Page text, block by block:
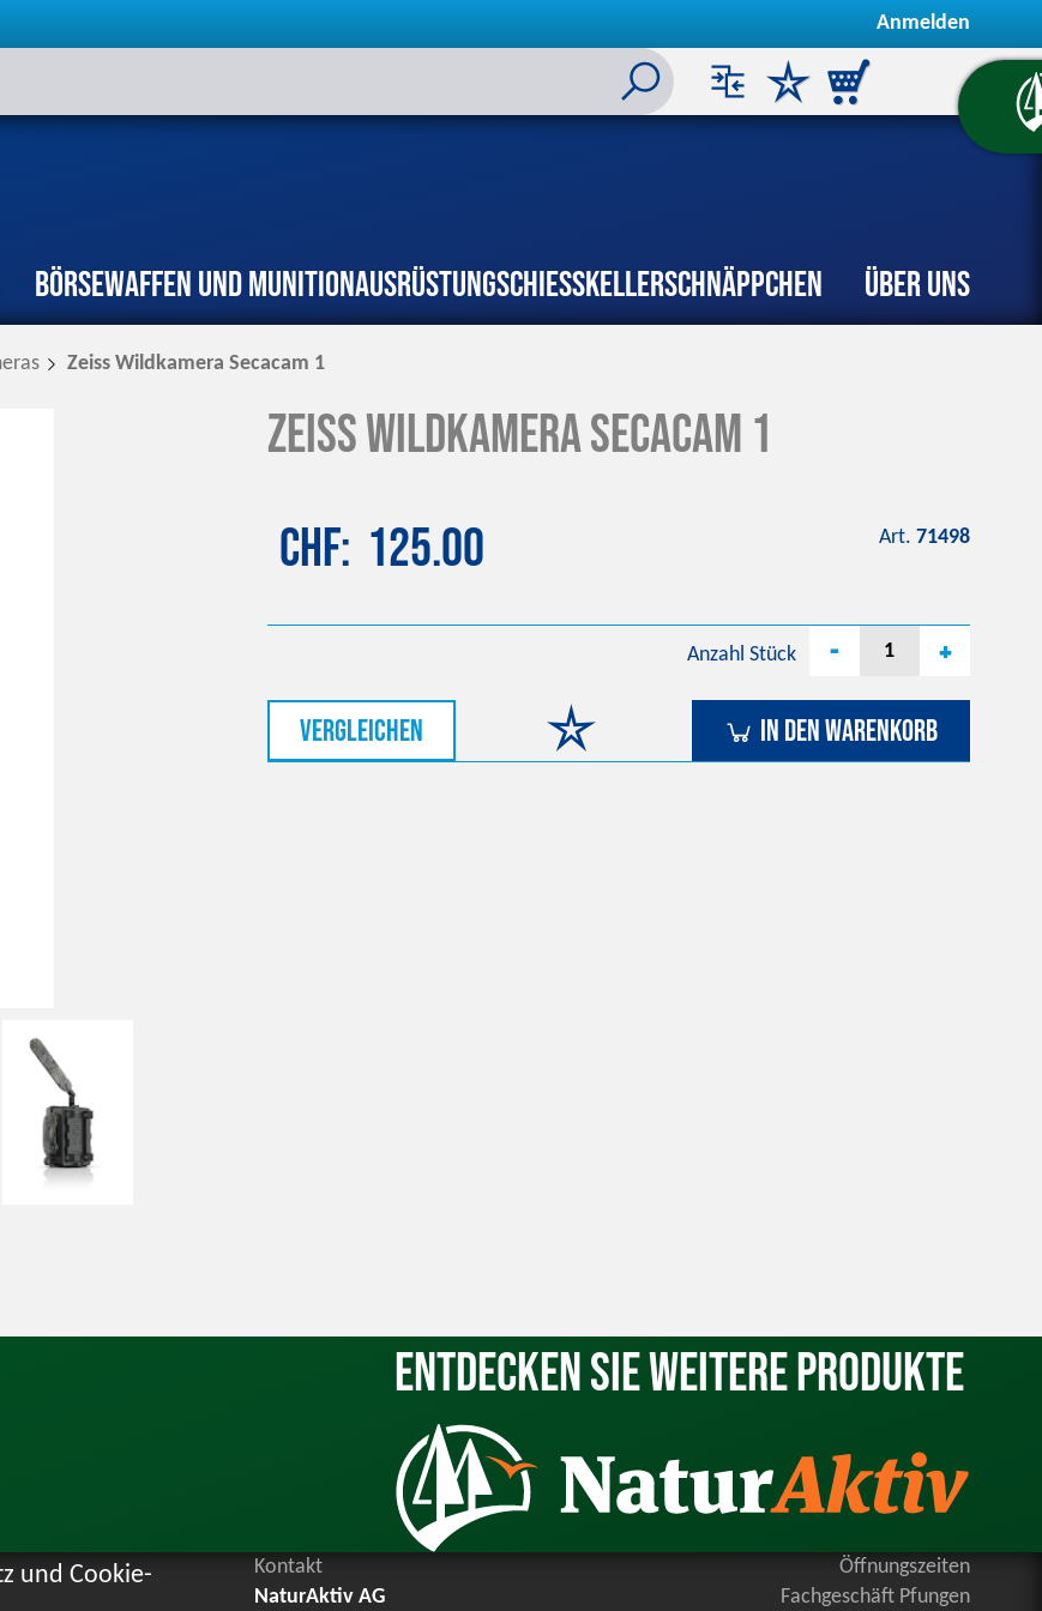
Anmelden
BörseWaffen und MunitionAusrüstungSchiesskellerSchnäppchen Über uns
Zeiss Wildkamera Secacam 1
Zeiss Wildkamera Secacam 1
CHF 125.00 Art. 71498
vergleichen
Anzahl Stück - +
In den Warenkorb
Entdecken Sie weitere Produkte
und Cookie-
Kontakt
NaturAktiv AG
Öffnungszeiten
Fachgeschäft Pfungen